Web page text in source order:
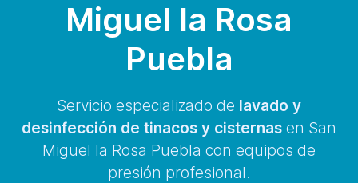
Miguel la Rosa
Puebla
Servicio especializado de lavado y
desinfección de tinacos y cisternas en San
Miguel la Rosa Puebla con equipos de
presión profesional.